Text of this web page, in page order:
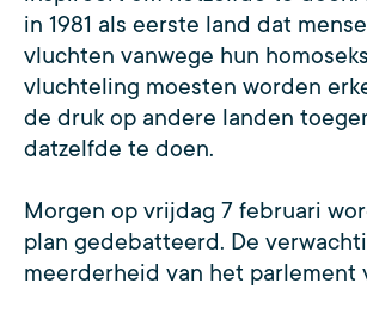
in 1981 als eerste land dat
vluchten vanwege hun
vluchteling moesten worden
de druk op andere landen
datzelfde te doen.
Morgen op vrijdag 7 februari
plan gedebatteerd. De
meerderheid van het parlement